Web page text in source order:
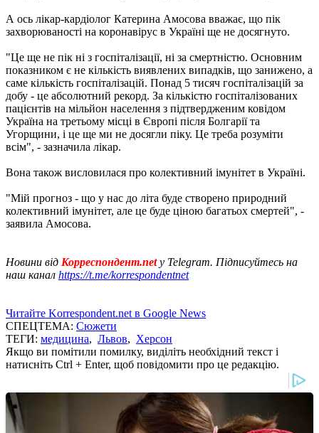
А ось лікар-кардіолог Катерина Амосова вважає, що пік
захворюваності на коронавірус в Україні ще не досягнуто.
"Це ще не пік ні з госпіталізації, ні за смертністю. Основним
показником є ​​не кількість виявлених випадків, що занижено, а
саме кількість госпіталізацій. Понад 5 тисяч госпіталізацій за
добу - це абсолютний рекорд. За кількістю госпіталізованих
пацієнтів на мільйон населення з підтвердженим ковідом
Україна на третьому місці в Європі після Болгарії та
Угорщини, і це ще ми не досягли піку. Це треба розуміти
всім", - зазначила лікар.
Вона також висловилася про колективний імунітет в Україні.
"Мій прогноз - що у нас до літа буде створено природний
колективний імунітет, але це буде ціною багатьох смертей", -
заявила Амосова.
Новини від Корреспондент.netу Telegram. Підписуйтесь на
наш канал https://t.me/korrespondentnet
Читайте Korrespondent.net в Google News
СПЕЦТЕМА: Сюжети
ТЕГИ: медицина, Львов, Херсон
Якщо ви помітили помилку, виділіть необхідний текст і
натисніть Ctrl + Enter, щоб повідомити про це редакцію.